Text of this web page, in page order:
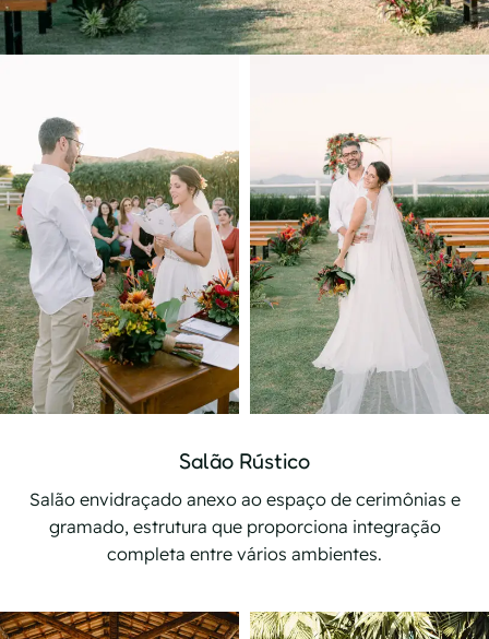
Salão Rústico
Salão envidraçado anexo ao espaço de cerimônias e
gramado, estrutura que proporciona integração
completa entre vários ambientes.